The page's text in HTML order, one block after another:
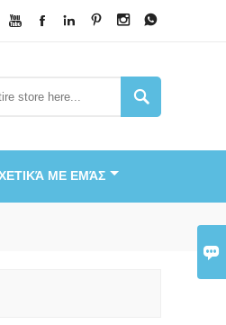

     

ΜΕ ΕΜΆΣ